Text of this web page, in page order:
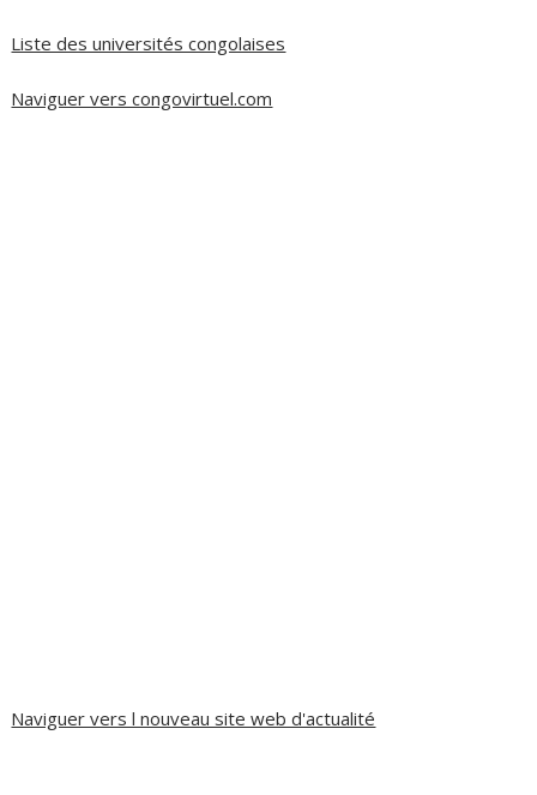
Liste des universités congolaises
Naviguer vers congovirtuel.com
Naviguer vers l nouveau site web d'actualité